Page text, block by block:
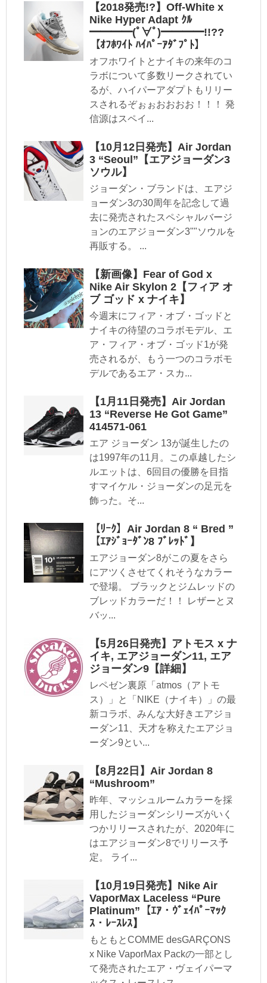
【2018発売!?】Off-White x
Nike Hyper Adapt ｸﾙ
━━━━(ﾟ∀ﾟ)━━━━!!??
【ｵﾌﾎﾜｲﾄ ﾊｲﾊﾟｰｱﾀﾞﾌﾟﾄ】
オフホワイトとナイキの来年のコ
ラボについて多数リークされてい
るが、ハイパーアダプトもリリー
スされるぞぉぉおおおお！！！ 発
信源はスペイ...
【10月12日発売】Air Jordan
3 “Seoul”【エアジョーダン3
ソウル】
ジョーダン・ブランドは、エアジ
ョーダン3の30周年を記念して過
去に発売されたスペシャルバージ
ョンのエアジョーダン3""ソウルを
再販する。 ...
【新画像】Fear of God x
Nike Air Skylon 2【フィア オ
ブ ゴッド x ナイキ】
今週末にフィア・オブ・ゴッドと
ナイキの待望のコラボモデル、エ
ア・フィア・オブ・ゴッド1が発
売されるが、もう一つのコラボモ
デルであるエア・スカ...
【1月11日発売】Air Jordan
13 “Reverse He Got Game”
414571-061
エア ジョーダン 13が誕生したの
は1997年の11月。この卓越したシ
ルエットは、6回目の優勝を目指
すマイケル・ジョーダンの足元を
飾った。そ...
【ﾘｰｸ】Air Jordan 8 “ Bred ”
【ｴｱｼﾞｮｰﾀﾞﾝ8 ﾌﾞﾚｯﾄﾞ】
エアジョーダン8がこの夏をさら
にアツくさせてくれそうなカラー
で登場。 ブラックとジムレッドの
ブレッドカラーだ！！ レザーとヌ
バッ...
【5月26日発売】アトモス x ナ
イキ, エアジョーダン11, エア
ジョーダン9【詳細】
レペゼン裏原「atmos（アトモ
ス）」と「NIKE（ナイキ）」の最
新コラボ、みんな大好きエアジョ
ーダン11、天才を称えたエアジョ
ーダン9とい...
【8月22日】Air Jordan 8
“Mushroom”
昨年、マッシュルームカラーを採
用したジョーダンシリーズがいく
つかリリースされたが、2020年に
はエアジョーダン8でリリース予
定。 ライ...
【10月19日発売】Nike Air
VaporMax Laceless “Pure
Platinum”【ｴｱ・ｳﾞｪｲﾊﾟｰﾏｯｸ
ｽ・ﾚｰｽﾚｽ】
もともとCOMME desGARÇONS
x Nike VaporMax Packの一部とし
て発売されたエア・ヴェイパーマ